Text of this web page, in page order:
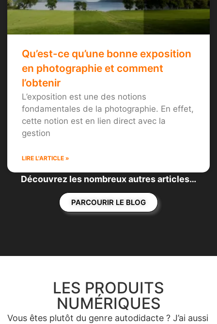
Qu’est-ce qu’une bonne exposition
en photographie et comment
l’obtenir
L’exposition est une des notions
fondamentales de la photographie. En effet,
cette notion est en lien direct avec la
gestion
LIRE L'ARTICLE »
Découvrez les nombreux autres articles…
PARCOURIR LE BLOG
LES PRODUITS
NUMÉRIQUES
Vous êtes plutôt du genre autodidacte ? J’ai aussi